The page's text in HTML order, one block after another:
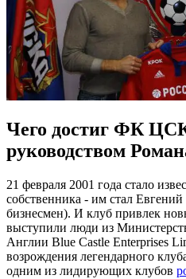
Чего достиг ФК
руководством
21 февраля 2001 года стало
собственника - им стал
бизнесмен). И клуб привлек
выступили люди из
Англии Blue Castle Enterprises
возрождения легендарного
одним из лидирующих клубов